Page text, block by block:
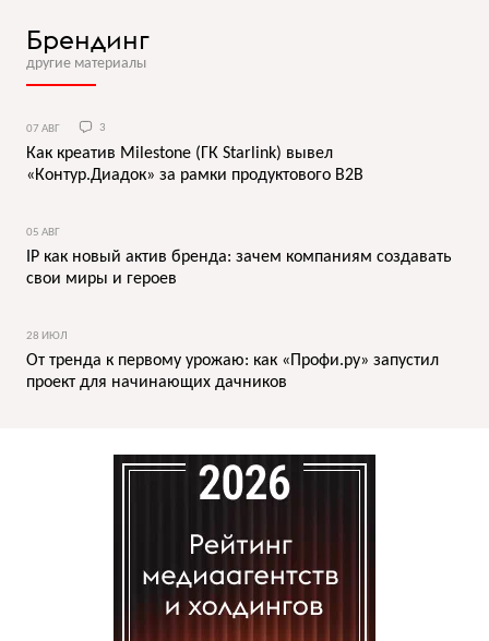
Брендинг
другие материалы
07 АВГ 3
Как креатив Milestone (ГК Starlink) вывел
«Контур.Диадок» за рамки продуктового B2B
05 АВГ
IP как новый актив бренда: зачем компаниям создавать
свои миры и героев
28 ИЮЛ
От тренда к первому урожаю: как «Профи.ру» запустил
проект для начинающих дачников